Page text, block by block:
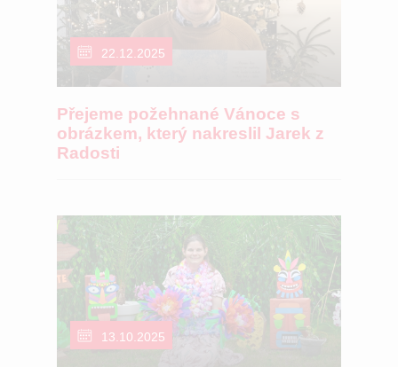
22.12.2025
Přejeme požehnané Vánoce s
obrázkem, který nakreslil Jarek z
Radosti
13.10.2025